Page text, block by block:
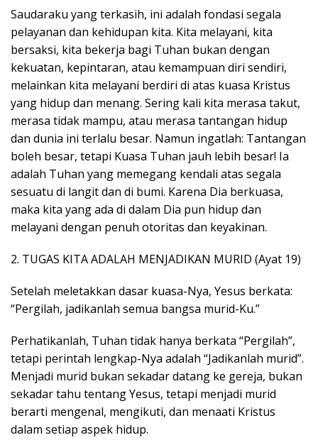
Saudaraku yang terkasih, ini adalah fondasi segala
pelayanan dan kehidupan kita. Kita melayani, kita
bersaksi, kita bekerja bagi Tuhan bukan dengan
kekuatan, kepintaran, atau kemampuan diri sendiri,
melainkan kita melayani berdiri di atas kuasa Kristus
yang hidup dan menang. Sering kali kita merasa takut,
merasa tidak mampu, atau merasa tantangan hidup
dan dunia ini terlalu besar. Namun ingatlah: Tantangan
boleh besar, tetapi Kuasa Tuhan jauh lebih besar! Ia
adalah Tuhan yang memegang kendali atas segala
sesuatu di langit dan di bumi. Karena Dia berkuasa,
maka kita yang ada di dalam Dia pun hidup dan
melayani dengan penuh otoritas dan keyakinan.
2. TUGAS KITA ADALAH MENJADIKAN MURID (Ayat 19)
Setelah meletakkan dasar kuasa-Nya, Yesus berkata:
“Pergilah, jadikanlah semua bangsa murid-Ku.”
Perhatikanlah, Tuhan tidak hanya berkata “Pergilah”,
tetapi perintah lengkap-Nya adalah “Jadikanlah murid”.
Menjadi murid bukan sekadar datang ke gereja, bukan
sekadar tahu tentang Yesus, tetapi menjadi murid
berarti mengenal, mengikuti, dan menaati Kristus
dalam setiap aspek hidup.